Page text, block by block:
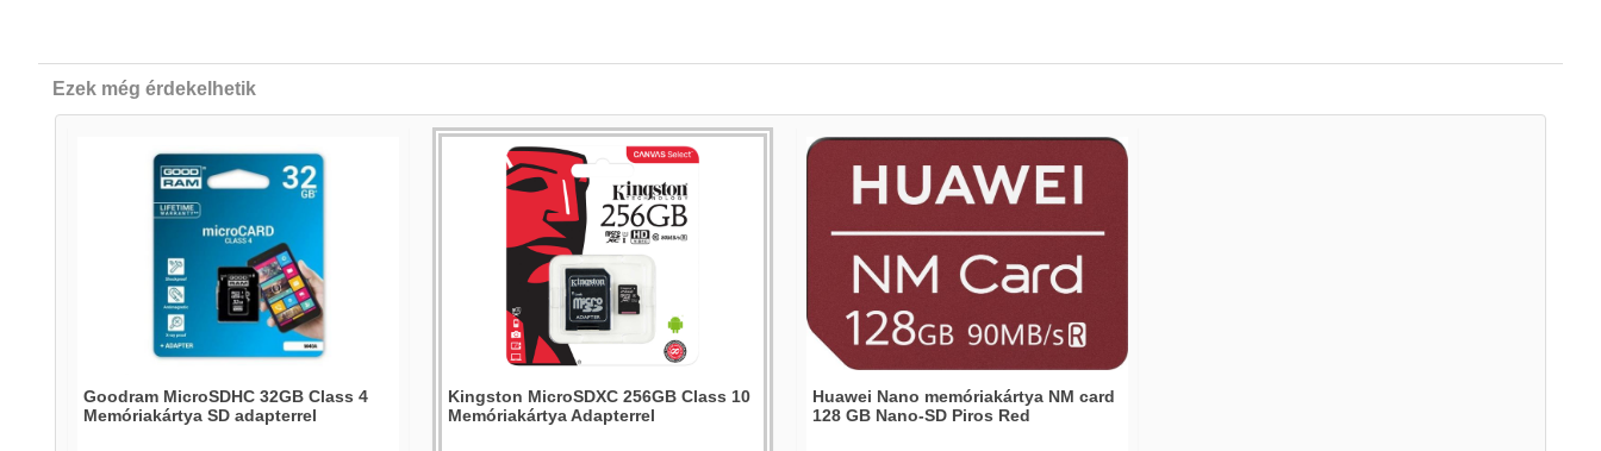
Ezek még érdekelhetik
Goodram MicroSDHC 32GB Class 4
Memóriakártya SD adapterrel
Kingston MicroSDXC 256GB Class 10
Memóriakártya Adapterrel
Huawei Nano memóriakártya NM card
128 GB Nano-SD Piros Red